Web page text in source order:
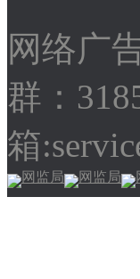
网络广
群：
箱